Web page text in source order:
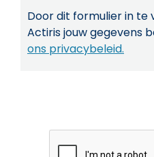
Door dit formulier in te
Actiris jouw gegevens
ons privacybeleid.